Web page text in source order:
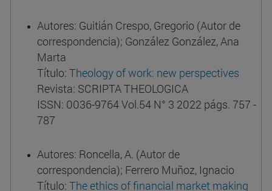
Autores: Guitián Crespo, Gregorio (Autor de
correspondencia); González González, Ana
Marta
Título:Theology of work: new perspectives
Revista: SCRIPTA THEOLOGICA
ISSN: 0036-9764 Vol.54 N° 3 2022 págs. 757 -
787
Autores: Roncella, A. (Autor de
correspondencia); Ferrero Muñoz, Ignacio
Título:The ethics of financial market making